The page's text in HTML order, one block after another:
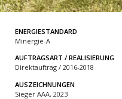
ENERGIESTANDARD
Minergie-A
AUFTRAGSART / REALISIERUNG
Direktauftrag / 2016-2018
AUSZEICHNUNGEN
Sieger AAA, 2023